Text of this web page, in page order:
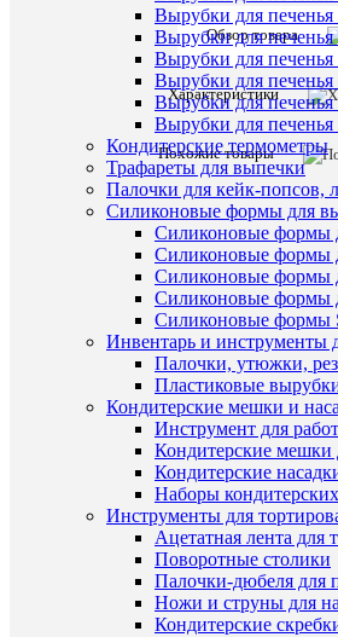
Вырубки для
Вырубки для
Вырубки для
Вырубки для печенья
Вырубки для
Вырубки для печенья
Кондитерские термометры
Трафареты для выпечки
Палочки для кейк-попсов,
Силиконовые формы для
Силиконовые формы
Силиконовые формы
Силиконовые формы
Силиконовые формы
Силиконовые формы
Инвентарь и инструменты
Палочки, утюжки,
Пластиковые
Кондитерские мешки и
Инструмент для
Кондитерские мешки
Кондитерские
Наборы
Инструменты для
Ацетатная лента для
Поворотные столики
Палочки-дюбеля для
Ножи и струны для
Кондитерские
Обзор товара
Характеристики
Похожие товары